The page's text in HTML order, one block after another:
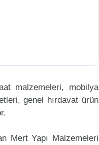
malzemeleri, mobilya
genel hırdavat ürün
Mert Yapı Malzemeleri